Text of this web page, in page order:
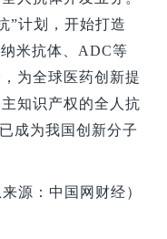
”计划，开始打造
米抗体、ADC等
为全球医药创新提
知识产权的全人抗
成为我国创新分子
来源：中国网财经）